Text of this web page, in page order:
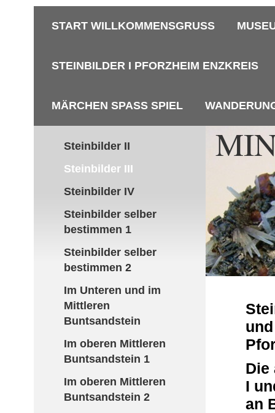
START WILLKOMMENSGRUSS
STEINBILDER I PFORZHEIM ENZKREIS
MÄRCHEN SPASS SPIEL
Steinbilder II
Steinbilder III
Steinbilder IV
Steinbilder selber
bestimmen 1
Steinbilder selber
bestimmen 2
Im Unteren und im
Mittleren
Buntsandstein
Im oberen Mittleren
Buntsandstein 1
Im oberen Mittleren
Buntsandstein 2
Die
I
an